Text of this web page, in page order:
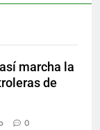
marcha la
de
0